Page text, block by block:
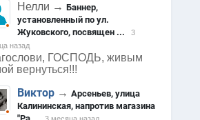
Нелли →Баннер,
установленный по ул.
Жуковского, посвящен ...
3
назад
ГОСПОДЬ, живым
вернуться!!!
Виктор →Арсеньев, улица
Калининская, напротив магазина